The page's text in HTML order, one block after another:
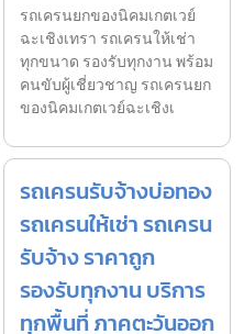
รถเครนยกของนิคมเกตเวย์
ฉะเชิงเทรา รถเครนให้เช่า
ทุกขนาด รองรับทุกงาน พร้อม
คนขับผู้เชี่ยวชาญ รถเครนยก
ของนิคมเกตเวย์ฉะเชิงเ
รถเครนรับจ้างบ่อทอง
รถเครนให้เช่า รถเครน
รับจ้าง ราคาถูก
รองรับทุกงาน บริการ
ทุกพื้นที่ ภาคตะวันออก